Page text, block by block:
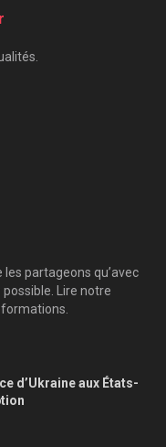
partageons qu’avec
Lire notre
d’Ukraine aux États-